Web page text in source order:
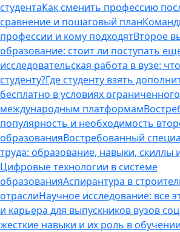
студентаКак сменить профессию
сравнение и пошаговый план
профессии и кому подходятВторое
образование: стоит ли поступать
исследовательская работа в вузе:
студенту?Где студенту взять
бесплатно в условиях
международным платформам
популярность и необходимость
образованияВостребованный
труда: образование, навыки, скиллы
Цифровые технологии в системе
образованияАспирантура в
отраслиНаучное исследование: все
и карьера для выпускников вузов
жесткие навыки и их роль в